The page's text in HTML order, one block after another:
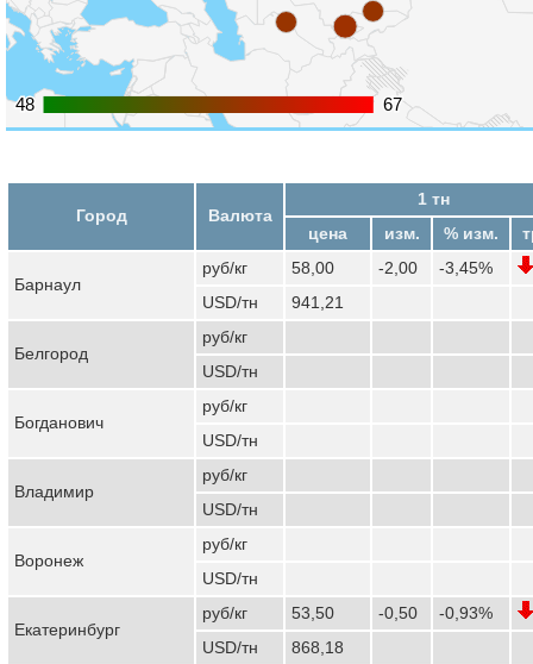
48
48 67
67
Город Валюта
1 тн
цена
изм. % изм.
Барнаул
руб/кг 58,00 -2,00
-3,45%
USD/тн
941,21
Белгород
руб/кг
USD/тн
Богданович
руб/кг
USD/тн
Владимир
руб/кг
USD/тн
Воронеж
руб/кг
USD/тн
Екатеринбург
руб/кг 53,50 -0,50
-0,93%
USD/тн
868,18